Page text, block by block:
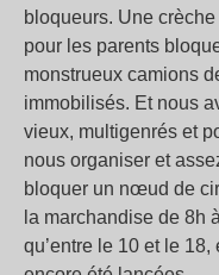
bloqueurs. Une
pour les parents
monstrueux camions
immobilisés. Et nous
vieux, multigenrés et
nous organiser et
bloquer un nœud de
la marchandise de 8h
qu’entre le 10 et le